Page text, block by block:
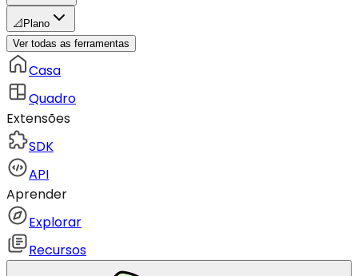
📐 Plano
Ver todas as ferramentas
Casa
Quadro
Extensões
SDK
API
Aprender
Explorar
Recursos